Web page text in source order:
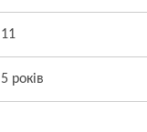
11
5 років